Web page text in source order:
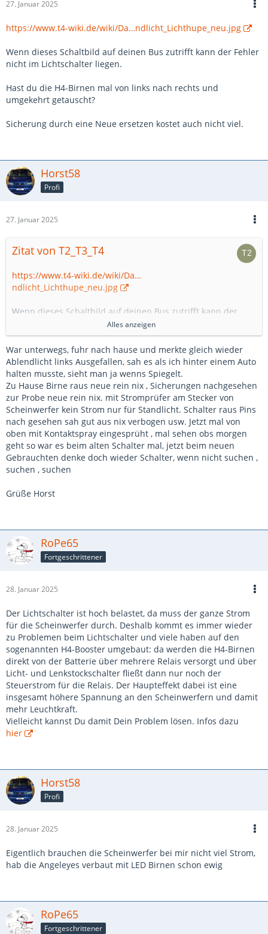
27. Januar 2025
https://www.t4-wiki.de/wiki/Da…ndlicht_Lichthupe_neu.jpg
Wenn dieses Schaltbild auf deinen Bus zutrifft kann der Fehler
nicht im Lichtschalter liegen.
Hast du die H4-Birnen mal von links nach rechts und
umgekehrt getauscht?
Sicherung durch eine Neue ersetzen kostet auch nicht viel.
Horst58
Profi
27. Januar 2025
Zitat von T2_T3_T4
https://www.t4-wiki.de/wiki/Da…
ndlicht_Lichthupe_neu.jpg
Wenn dieses Schaltbild auf deinen Bus zutrifft kann der
Fehler nicht im Lichtschalter liegen.
Hast du die H4-Birnen mal von links nach rechts und
umgekehrt getauscht?
Sicherung durch eine Neue ersetzen kostet auch nicht viel.
Alles anzeigen
War unterwegs, fuhr nach hause und merkte gleich wieder
Ablendlicht links Ausgefallen, sah es als ich hinter einem Auto
halten musste, sieht man ja wenns Spiegelt.
Zu Hause Birne raus neue rein nix , Sicherungen nachgesehen
zur Probe neue rein nix. mit Stromprüfer am Stecker von
Scheinwerfer kein Strom nur für Standlicht. Schalter raus Pins
nach gesehen sah gut aus nix verbogen usw. Jetzt mal von
oben mit Kontaktspray eingesprüht , mal sehen obs morgen
geht so war es beim alten Schalter mal, jetzt beim neuen
Gebrauchten denke doch wieder Schalter, wenn nicht suchen ,
suchen , suchen
Grüße Horst
RoPe65
Fortgeschrittener
28. Januar 2025
Der Lichtschalter ist hoch belastet, da muss der ganze Strom
für die Scheinwerfer durch. Deshalb kommt es immer wieder
zu Problemen beim Lichtschalter und viele haben auf den
sogenannten H4-Booster umgebaut: da werden die H4-Birnen
direkt von der Batterie über mehrere Relais versorgt und über
Licht- und Lenkstockschalter fließt dann nur noch der
Steuerstrom für die Relais. Der Haupteffekt dabei ist eine
insgesamt höhere Spannung an den Scheinwerfern und damit
mehr Leuchtkraft.
Vielleicht kannst Du damit Dein Problem lösen. Infos dazu
hier
Horst58
Profi
28. Januar 2025
Eigentlich brauchen die Scheinwerfer bei mir nicht viel Strom,
hab die Angeleyes verbaut mit LED Birnen schon ewig
RoPe65
Fortgeschrittener